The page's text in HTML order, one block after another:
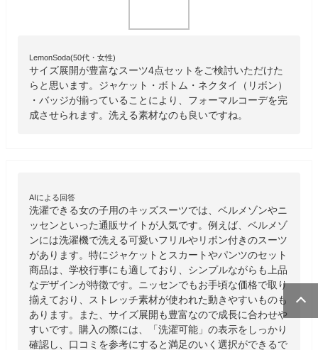
LemonSoda(50代・女性)
サイズ展開が豊富なスーツ4点セットをご検討いただけた
らと思います。ジャケット・ボトム・ネクタイ（リボン）
・バッジが揃っていることにより、フォーマルコーデを完
成させられます。洗える素材なのも良いですね。
AIによる回答
洗濯できる女の子用のキッズスーツでは、ベルメゾンやニ
ッセンといった通販サイトが人気です。例えば、ベルメゾ
ンには洗濯機で洗える可愛いフリルやリボン付きのスーツ
があります。特にジャケットとスカートやパンツのセット
商品は、学校行事にも適しており、シンプルながらも上品
なデザインが特徴です。ニッセンでもお手頃な価格で取り
揃えており、ストレッチ素材が使われた動きやすいものも
あります。また、サイズ展開も豊富なので成長に合わせや
すいです。購入の際には、「洗濯可能」の表示をしっかり
確認し、口コミを参考にすると満足のいく選択ができるで